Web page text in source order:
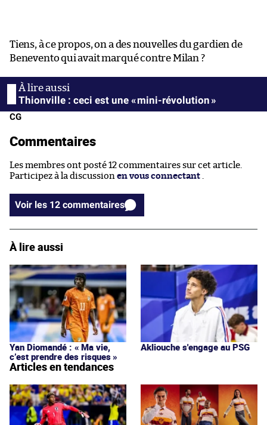
Tiens, à ce propos, on a des nouvelles du gardien de
Benevento qui avait marqué contre Milan ?
Thionville : ceci est une « mini-révolution »
CG
Commentaires
Les membres ont posté 12 commentaires sur cet article.
Participez à la discussion en vous connectant .
Voir les 12 commentaires
À lire aussi
Yan Diomandé : « Ma vie,
c’est prendre des risques »
Akliouche s'engage au PSG
Articles en tendances